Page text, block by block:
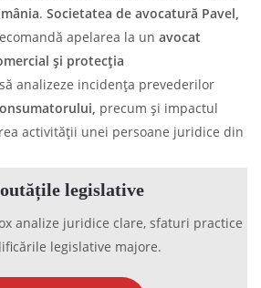
. Societatea de avocatură Pavel,
apelarea la un avocat
și protecția
analizeze incidența prevederilor
precum și impactul
activității unei persoane juridice din
legislative
analize juridice clare, sfaturi practice
legislative majore.